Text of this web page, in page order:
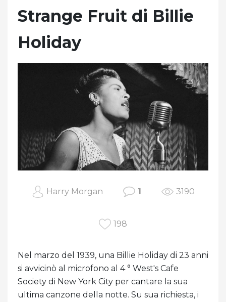
Strange Fruit di Billie
Holiday
Harry Morgan 1 3190
198
Nel marzo del 1939, una Billie Holiday di 23 anni
si avvicinò al microfono al 4 ° West's Cafe
Society di New York City per cantare la sua
ultima canzone della notte. Su sua richiesta, i